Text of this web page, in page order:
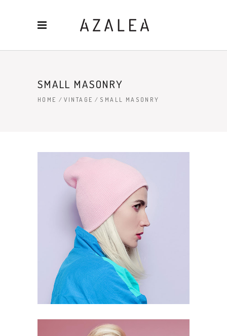
SMALL MASONRY
HOME / VINTAGE / SMALL MASONRY